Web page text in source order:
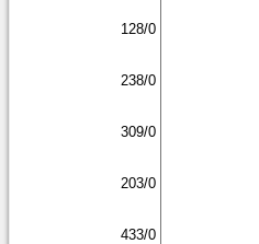
128/0
238/0
309/0
203/0
433/0